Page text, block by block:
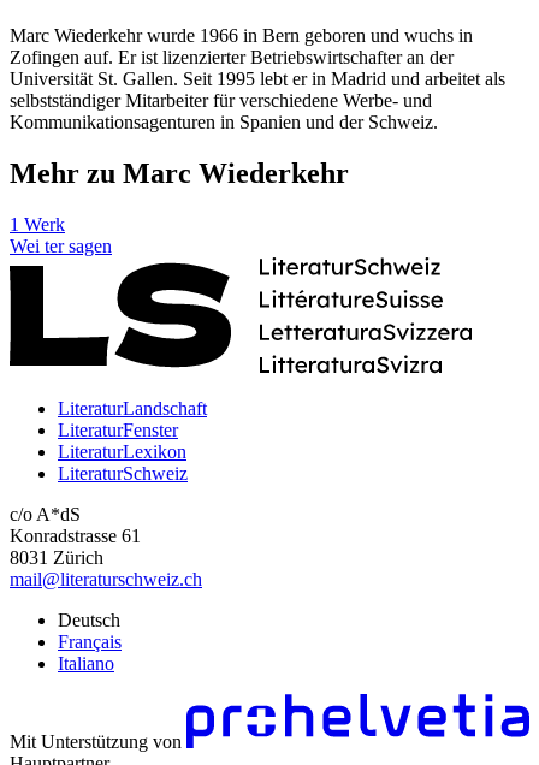
Marc Wiederkehr wurde 1966 in Bern geboren und wuchs in
Zofingen auf. Er ist lizenzierter Betriebswirtschafter an der
Universität St. Gallen. Seit 1995 lebt er in Madrid und arbeitet als
selbstständiger Mitarbeiter für verschiedene Werbe- und
Kommunikationsagenturen in Spanien und der Schweiz.
Mehr zu Marc Wiederkehr
1 Werk
Wei ter sagen
LiteraturLandschaft
LiteraturFenster
LiteraturLexikon
LiteraturSchweiz
c/o A*dS
Konradstrasse 61
8031 Zürich
mail@literaturschweiz.ch
Deutsch
Français
Italiano
Mit Unterstützung von